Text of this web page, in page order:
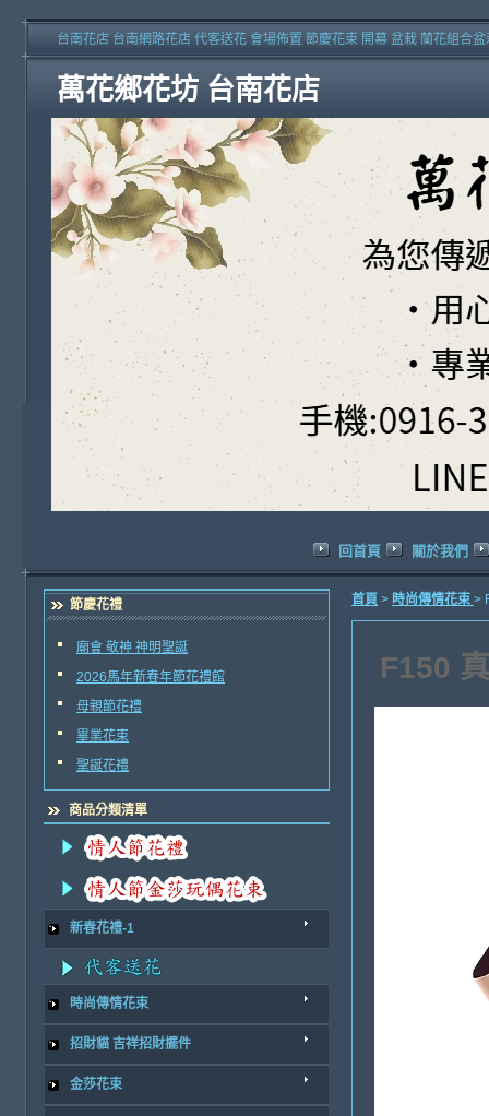
萬花鄉花坊 台南花店
台南花店 台南網路花店 代客送花 會場佈置 節慶花束 開幕 盆栽 蘭花組合
回首頁 關於我們
節慶花禮
廟會 敬神 神明聖誕
2026馬年新春年節花禮館
母親節花禮
畢業花束
聖誕花禮
商品分類清單
新春花禮-1
時尚傳情花束
招財貓 吉祥招財擺件
金莎花束
首頁 > 時尚傳情花束 >
F150